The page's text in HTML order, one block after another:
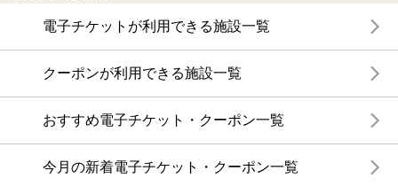
電子チケットが利用できる施設一覧
クーポンが利用できる施設一覧
おすすめ電子チケット・クーポン一覧
今月の新着電子チケット・クーポン一覧